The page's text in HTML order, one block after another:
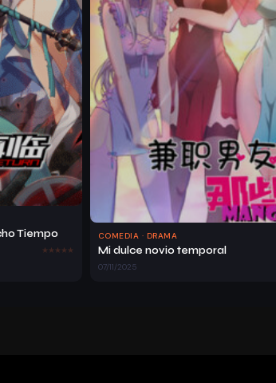
Tiempo COMEDIA · DRAMA
Mi dulce novio temporal
07/11/2025